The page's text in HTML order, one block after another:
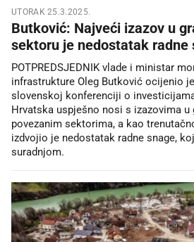
UTORAK 25.3.2025.
Butković: Najveći izazov u
sektoru je nedostatak radne
POTPREDSJEDNIK vlade i ministar
infrastrukture Oleg Butković ocijenio
slovenskoj konferenciji o
Hrvatska uspješno nosi s izazovima u
povezanim sektorima, a kao
izdvojio je nedostatak radne snage,
suradnjom.